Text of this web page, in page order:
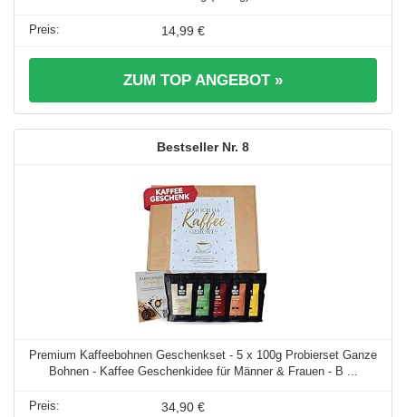
14,99 €
ZUM TOP ANGEBOT »
8
Premium Kaffeebohnen Geschenkset - 5 x 100g Probierset Ganze
Bohnen - Kaffee Geschenkidee für Männer & Frauen - B ...
34,90 €